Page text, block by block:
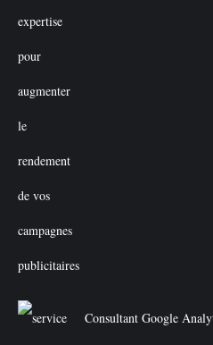
Consultant Google